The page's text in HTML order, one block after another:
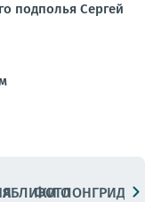
подполья Сергей
ФОТОЛОНГРИДЫ